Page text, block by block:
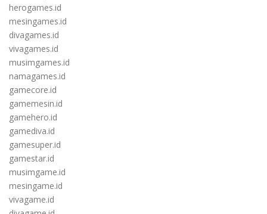
herogames.id
mesingames.id
divagames.id
vivagames.id
musimgames.id
namagames.id
gamecore.id
gamemesin.id
gamehero.id
gamediva.id
gamesuper.id
gamestar.id
musimgame.id
mesingame.id
vivagame.id